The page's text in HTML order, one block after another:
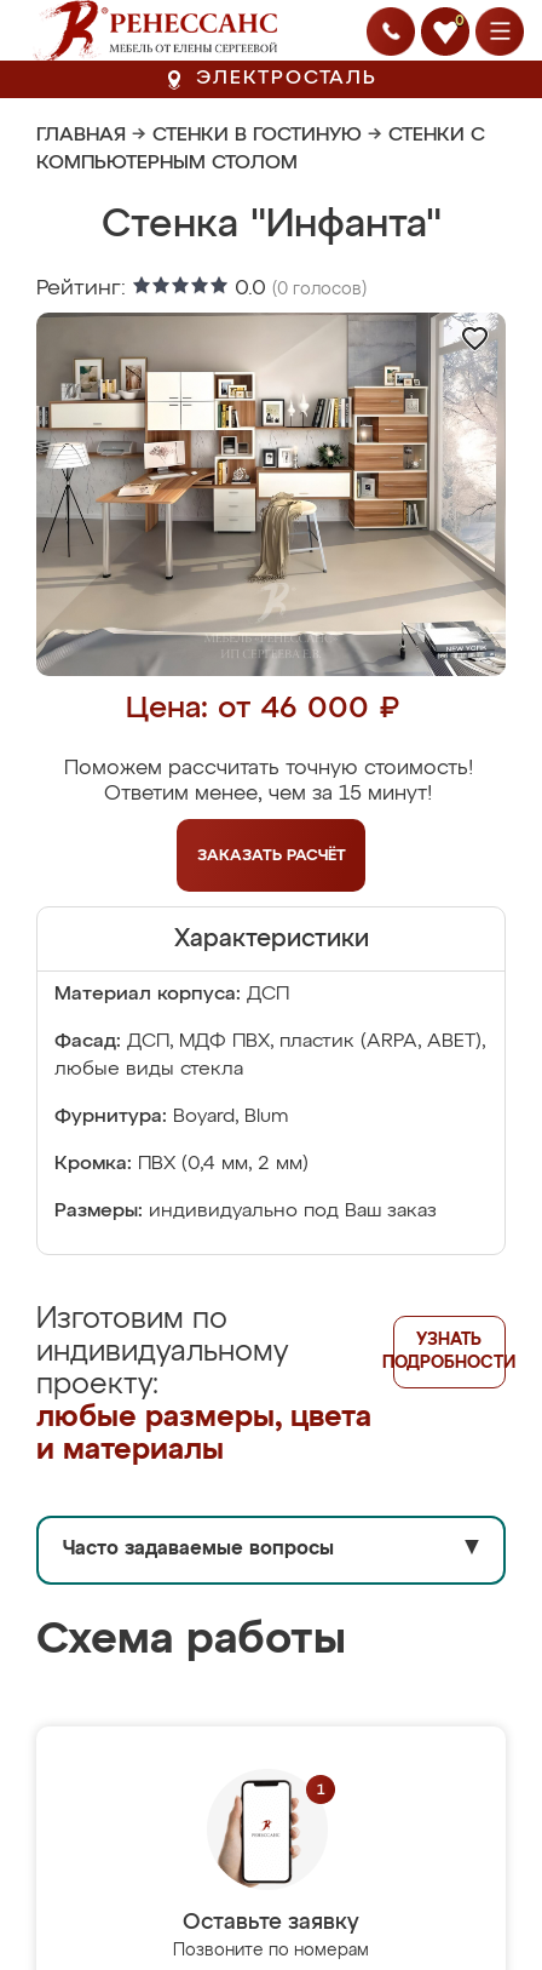
0
ЭЛЕКТРОСТАЛЬ
ГЛАВНАЯ → СТЕНКИ В ГОСТИНУЮ → СТЕНКИ С
КОМПЬЮТЕРНЫМ СТОЛОМ
Стенка "Инфанта"
Рейтинг: 0.0 (0 голосов)
Цена: от 46 000 ₽
Поможем рассчитать точную стоимость!
Ответим менее, чем за 15 минут!
ЗАКАЗАТЬ РАСЧЁТ
Характеристики
Материал корпуса: ДСП
Фасад: ДСП, МДФ ПВХ, пластик (ARPA, ABET),
любые виды стекла
Фурнитура: Boyard, Blum
Кромка: ПВХ (0,4 мм, 2 мм)
Размеры: индивидуально под Ваш заказ
Изготовим по
индивидуальному
проекту:
любые размеры, цвета
и материалы
УЗНАТЬ
ПОДРОБНОСТИ
Часто задаваемые вопросы ▼
Схема работы
Оставьте заявку
Позвоните по номерам